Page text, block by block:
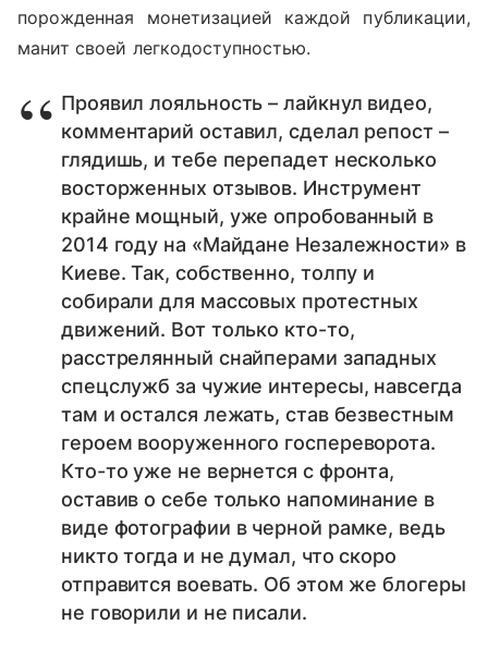
порожденная монетизацией каждой публикации,
манит своей легкодоступностью.
Проявил лояльность – лайкнул видео,
комментарий оставил, сделал репост –
глядишь, и тебе перепадет несколько
восторженных отзывов. Инструмент
крайне мощный, уже опробованный в
2014 году на «Майдане Незалежности» в
Киеве. Так, собственно, толпу и
собирали для массовых протестных
движений. Вот только кто-то,
расстрелянный снайперами западных
спецслужб за чужие интересы, навсегда
там и остался лежать, став безвестным
героем вооруженного госпереворота.
Кто-то уже не вернется с фронта,
оставив о себе только напоминание в
виде фотографии в черной рамке, ведь
никто тогда и не думал, что скоро
отправится воевать. Об этом же блогеры
не говорили и не писали.